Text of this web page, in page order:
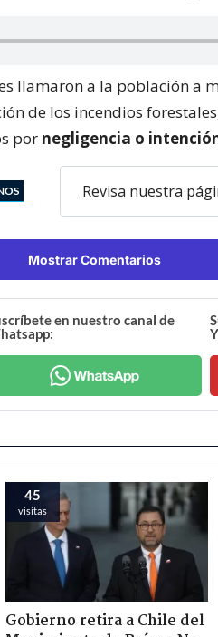
llamaron a la población a
de los incendios
por negligencia o
Revisa nuestra
Mostrar Comentarios
en nuestro canal de
45
visitas
Gobierno retira a Chile del